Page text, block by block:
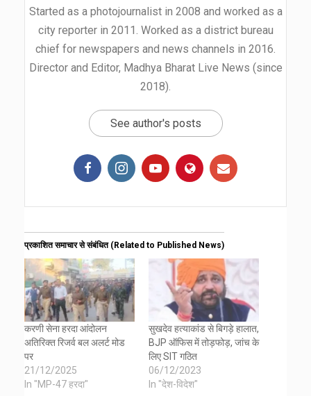
Started as a photojournalist in 2008 and worked as a
city reporter in 2011. Worked as a district bureau
chief for newspapers and news channels in 2016.
Director and Editor, Madhya Bharat Live News (since
2018).
See author's posts
प्रकाशित समाचार से संबंधित (Related to Published News)
करणी सेना हरदा आंदोलन
अतिरिक्त रिजर्व बल अलर्ट मोड
पर
21/12/2025
In "MP-47 हरदा"
सुखदेव हत्याकांड से बिगड़े हालात,
BJP ऑफिस में तोड़फोड़, जांच के
लिए SIT गठित
06/12/2023
In "देश-विदेश"